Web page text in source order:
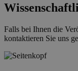
Falls bei Ihnen die
kontaktieren Sie uns